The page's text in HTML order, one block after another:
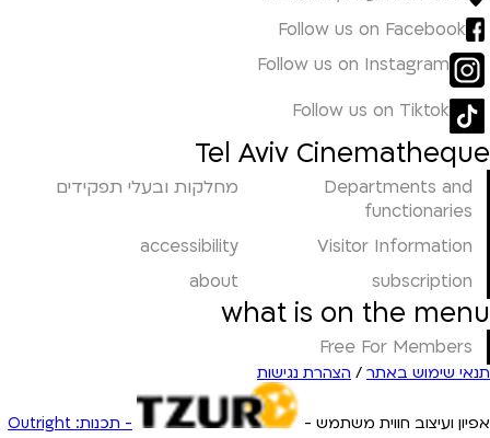
Follow us on Facebook
Follow us on Instagram
Follow us on Tiktok
Tel Aviv Cinematheque
Departments and
functionaries
מחלקות ובעלי תפקידים
Visitor Information
accessibility
subscription
about
what is on the menu
Free For Members
תנאי שימוש באתר / הצהרת נגישות
אפיון ועיצוב חווית משתמש - - תכנות: Outright